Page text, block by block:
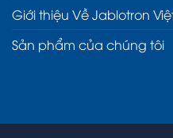
Giới thiệu Về Jablotron
Sản phẩm của chúng tôi